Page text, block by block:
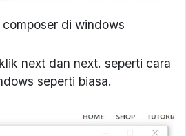
di windows
next dan next. seperti cara
seperti biasa.